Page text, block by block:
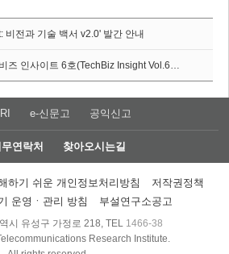
비전과 기술 백서 v2.0' 발간 안내
ETRI 테크비즈 인사이트 6호(TechBiz Insight Vol.6) 발간
e-신문고 공익신고
연락처 찾아오시는길
하기 쉬운 개인정보처리방침
저작권정책
운영ㆍ관리 방침
부설연구소공고
시 유성구 가정로 218, TEL 1466-38
Research Institute.